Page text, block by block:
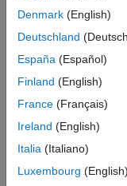
Input:
a = 10
b = 20
Output
Denmark (English)
Deutschland
España (Español)
Finland (English)
France (Français)
Ireland (English)
Italia (Italiano)
Luxembourg (English)